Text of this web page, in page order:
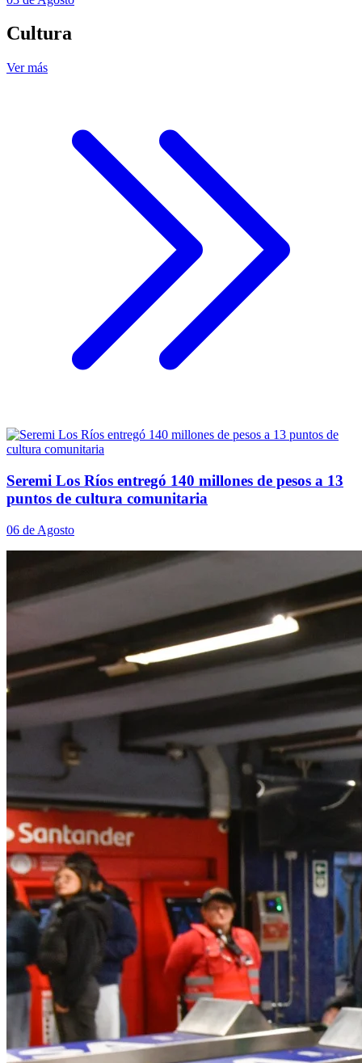
Cultura
Ver más
Seremi Los Ríos entregó 140 millones de pesos a 13
puntos de cultura comunitaria
06 de Agosto